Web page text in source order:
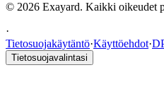
© 2026 Exayard. Kaikki oikeudet
·
Tietosuojakäytäntö·Käyttöehdot·
Tietosuojavalintasi